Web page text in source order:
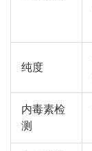
纯度
内毒素检
测